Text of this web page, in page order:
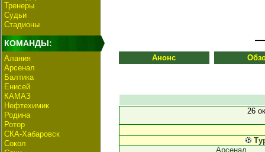
Тренеры
Судьи
Стадионы
КОМАНДЫ:
Алания
Арсенал
Балтика
Енисей
КАМАЗ
Нефтехимик
Родина
Ротор
СКА-Хабаровск
Сокол
Анонс
26
Арсенал